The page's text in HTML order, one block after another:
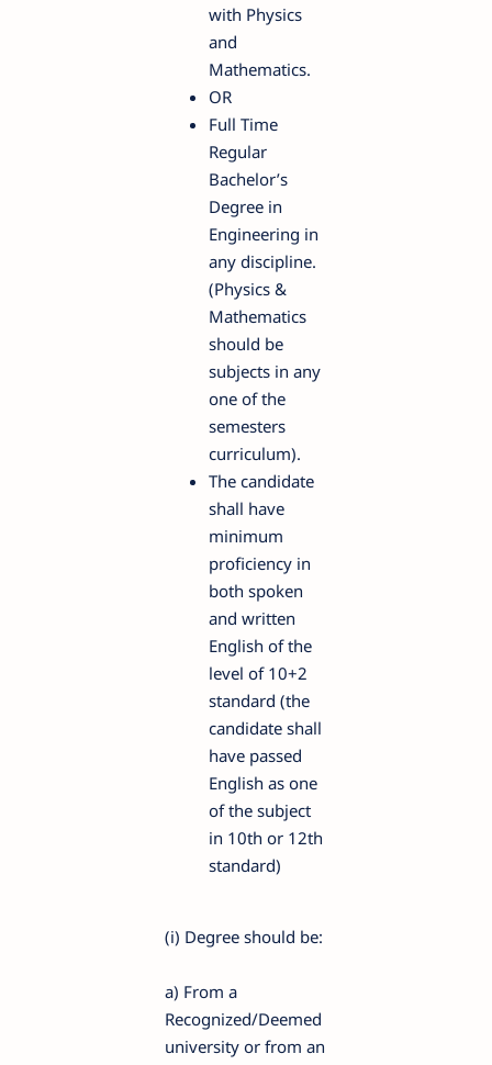
with Physics
and
Mathematics.
OR
Full Time
Regular
Bachelor’s
Degree in
Engineering in
any discipline.
(Physics &
Mathematics
should be
subjects in any
one of the
semesters
curriculum).
The candidate
shall have
minimum
proficiency in
both spoken
and written
English of the
level of 10+2
standard (the
candidate shall
have passed
English as one
of the subject
in 10th or 12th
standard)
(i) Degree should be:
a) From a
Recognized/Deemed
university or from an